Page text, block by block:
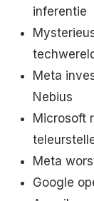
inferentie
Meta
Nebius
Microsoft
Meta
Google